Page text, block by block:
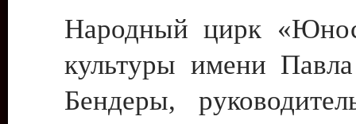
Народный цирк
культуры имени
Бендеры,